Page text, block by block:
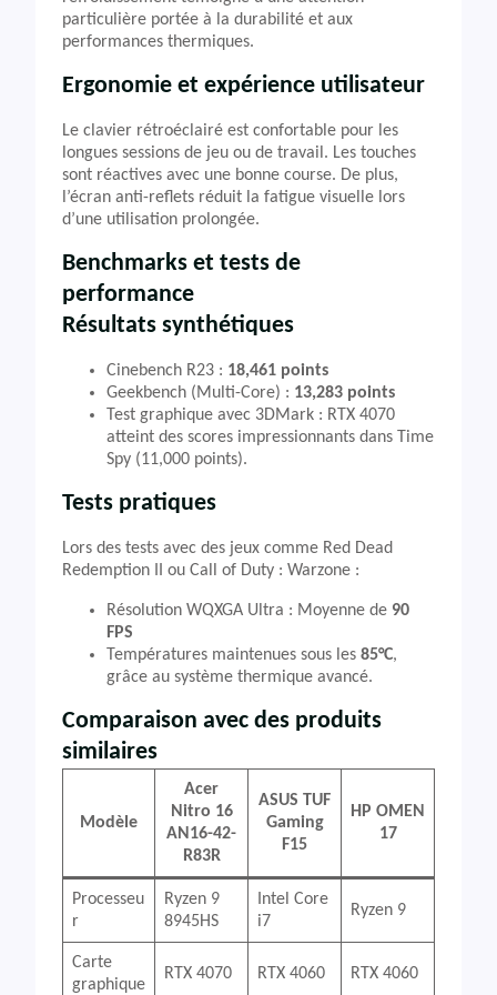
particulière portée à la durabilité et aux
performances thermiques.
Ergonomie et expérience utilisateur
Le clavier rétroéclairé est confortable pour les
longues sessions de jeu ou de travail. Les touches
sont réactives avec une bonne course. De plus,
l’écran anti-reflets réduit la fatigue visuelle lors
d’une utilisation prolongée.
Benchmarks et tests de
performance
Résultats synthétiques
Cinebench R23 : 18,461 points
Geekbench (Multi-Core) : 13,283 points
Test graphique avec 3DMark : RTX 4070
atteint des scores impressionnants dans Time
Spy (11,000 points).
Tests pratiques
Lors des tests avec des jeux comme Red Dead
Redemption II ou Call of Duty : Warzone :
Résolution WQXGA Ultra : Moyenne de 90
FPS
Températures maintenues sous les 85°C,
grâce au système thermique avancé.
Comparaison avec des produits
similaires
Modèle
Acer
Nitro 16
AN16-42-
R83R
ASUS TUF
Gaming
F15
HP OMEN
17
Processeu
r
Ryzen 9
8945HS
Intel Core
i7
Ryzen 9
Carte
graphique
RTX 4070 RTX 4060 RTX 4060